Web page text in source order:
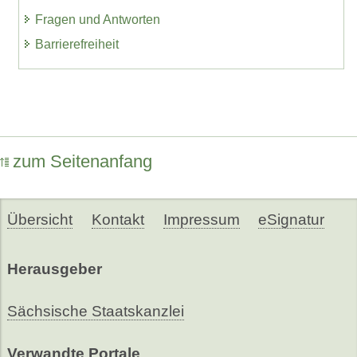
Fragen und Antworten
Barrierefreiheit
zum Seitenanfang
Übersicht Kontakt Impressum eSignatur
Herausgeber
Sächsische Staatskanzlei
Verwandte Portale